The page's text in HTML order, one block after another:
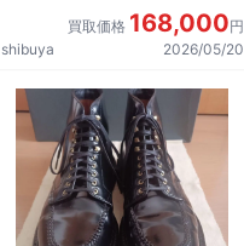
買取価格 168,000円
shibuya
2026/05/20